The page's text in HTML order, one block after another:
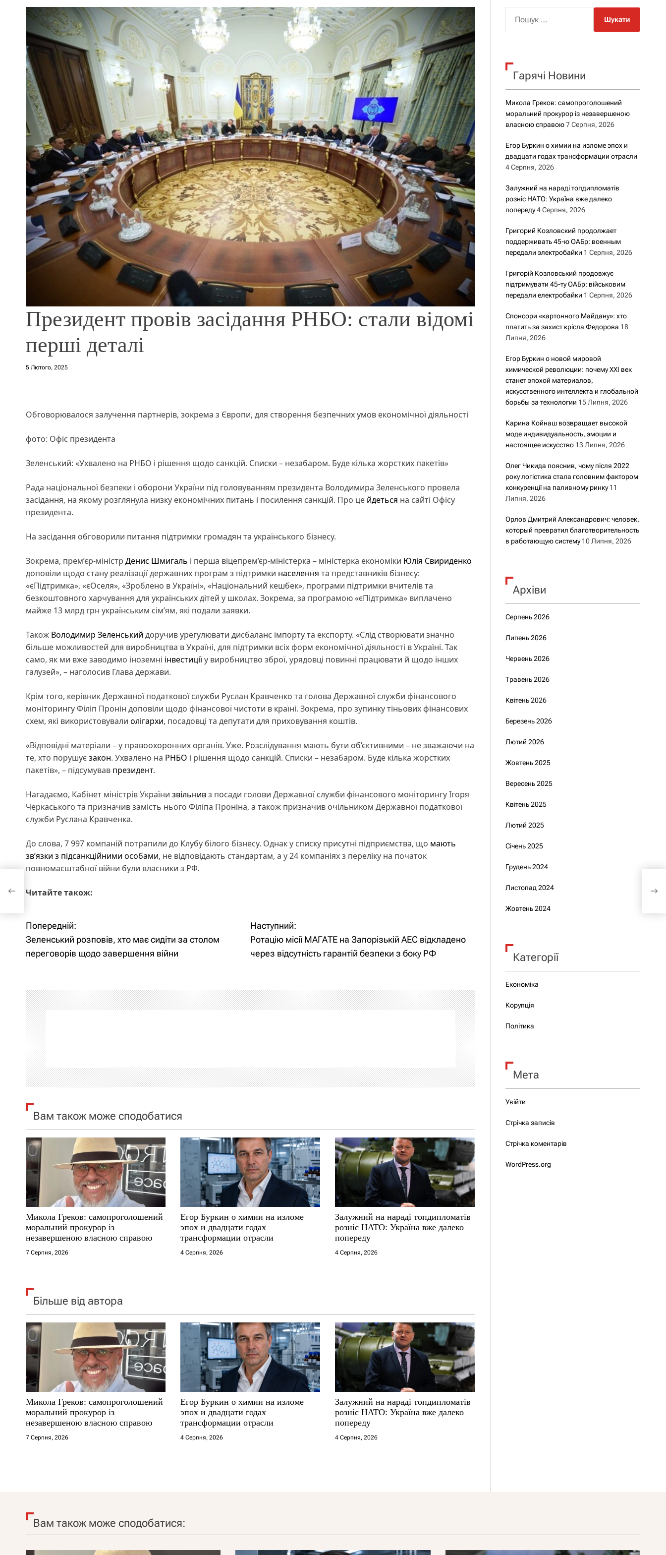
о
у
Президент провів засідання РНБО: стали відомі
перші деталі
5 Лютого, 2025
Обговорювалося залучення партнерів, зокрема з Європи, для створення безпечних умов економічної діяльності
фото: Офіс президента
Зеленський: «Ухвалено на РНБО і рішення щодо санкцій. Списки – незабаром. Буде кілька жорстких пакетів»
Рада національної безпеки і оборони України під головуванням президента Володимира Зеленського провела
засідання, на якому розглянула низку економічних питань і посилення санкцій. Про це йдеться на сайті Офісу
президента.
На засідання обговорили питання підтримки громадян та українського бізнесу.
Зокрема, прем’єр-міністр Денис Шмигаль і перша віцепрем’єр-міністерка – міністерка економіки Юлія Свириденко
доповіли щодо стану реалізації державних програм з підтримки населення та представників бізнесу:
«єПідтримка», «єОселя», «Зроблено в Україні», «Національний кешбек», програми підтримки вчителів та
безкоштовного харчування для українських дітей у школах. Зокрема, за програмою «єПідтримка» виплачено
майже 13 млрд грн українським сім’ям, які подали заявки.
Також Володимир Зеленський доручив урегулювати дисбаланс імпорту та експорту. «Слід створювати значно
більше можливостей для виробництва в Україні, для підтримки всіх форм економічної діяльності в Україні. Так
само, як ми вже заводимо іноземні інвестиціїу виробництво зброї, урядовці повинні працювати й щодо інших
галузей», – наголосив Глава держави.
Крім того, керівник Державної податкової служби Руслан Кравченко та голова Державної служби фінансового
моніторингу Філіп Пронін доповіли щодо фінансової чистоти в країні. Зокрема, про зупинку тіньових фінансових
схем, які використовували олігархи, посадовці та депутати для приховування коштів.
«Відповідні матеріали – у правоохоронних органів. Уже. Розслідування мають бути об’єктивними – не зважаючи на
те, хто порушуєзакон. Ухвалено на РНБО і рішення щодо санкцій. Списки – незабаром. Буде кілька жорстких
пакетів», – підсумував президент.
Нагадаємо, Кабінет міністрів України звільнивз посади голови Державної служби фінансового моніторингу Ігоря
Черкаського та призначив замість нього Філіпа Проніна, а також призначив очільником Державної податкової
служби Руслана Кравченка.
До слова, 7 997 компаній потрапили до Клубу білого бізнесу. Однак у списку присутні підприємства, що мають
зв’язки з підсанкційними особами, не відповідають стандартам, а у 24 компаніях з переліку на початок
повномасштабної війни були власники з РФ.
Читайте також:
Н
а
і
г
а
ц
і
я
а
п
и
с
і
в
Попередній:
Зеленський розповів, хто має сидіти за столом
переговорів щодо завершення війни
Наступний:
Ротацію місії МАГАТЕ на Запорізькій АЕС відкладено
через відсутність гарантій безпеки з боку РФ
Вам також може сподобатися
Микола Греков: самопроголошений
моральний прокурор із
незавершеною власною справою
7 Серпня, 2026
Егор Буркин о химии на изломе
эпох и двадцати годах
трансформации отрасли
4 Серпня, 2026
Залужний на нараді топдипломатів
розніс НАТО: Україна вже далеко
попереду
4 Серпня, 2026
Більше від автора
Микола Греков: самопроголошений
моральний прокурор із
незавершеною власною справою
7 Серпня, 2026
Егор Буркин о химии на изломе
эпох и двадцати годах
трансформации отрасли
4 Серпня, 2026
Залужний на нараді топдипломатів
розніс НАТО: Україна вже далеко
попереду
4 Серпня, 2026
к
Гарячі Новини
Микола Греков: самопроголошений
моральний прокурор із незавершеною
власною справою 7 Серпня, 2026
Егор Буркин о химии на изломе эпох и
двадцати годах трансформации отрасли
4 Серпня, 2026
Залужний на нараді топдипломатів
розніс НАТО: Україна вже далеко
попереду 4 Серпня, 2026
Григорий Козловский продолжает
поддерживать 45-ю ОАБр: военным
передали электробайки 1 Серпня, 2026
Григорій Козловський продовжує
підтримувати 45-ту ОАБр: військовим
передали електробайки 1 Серпня, 2026
Спонсори «картонного Майдану»: хто
платить за захист крісла Федорова 18
Липня, 2026
Егор Буркин о новой мировой
химической революции: почему XXI век
станет эпохой материалов,
искусственного интеллекта и глобальной
борьбы за технологии 15 Липня, 2026
Карина Койнаш возвращает высокой
моде индивидуальность, эмоции и
настоящее искусство 13 Липня, 2026
Олег Чикида пояснив, чому після 2022
року логістика стала головним фактором
конкуренції на паливному ринку 11
Липня, 2026
Орлов Дмитрий Александрович: человек,
который превратил благотворительность
в работающую систему 10 Липня, 2026
Архіви
Серпень 2026
Липень 2026
Червень 2026
Травень 2026
Квітень 2026
Березень 2026
Лютий 2026
Жовтень 2025
Вересень 2025
Квітень 2025
Лютий 2025
Січень 2025
Грудень 2024
Листопад 2024
Жовтень 2024
Категорії
Економіка
Корупція
Політика
Мета
Увійти
Стрічка записів
Стрічка коментарів
WordPress.org
Вам також може сподобатися: